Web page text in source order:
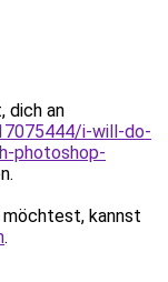
dich an
i-will-do-
photoshop-
kannst
.